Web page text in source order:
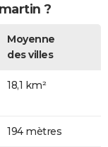
?
Moyenne
des villes
18,1 km²
194 mètres